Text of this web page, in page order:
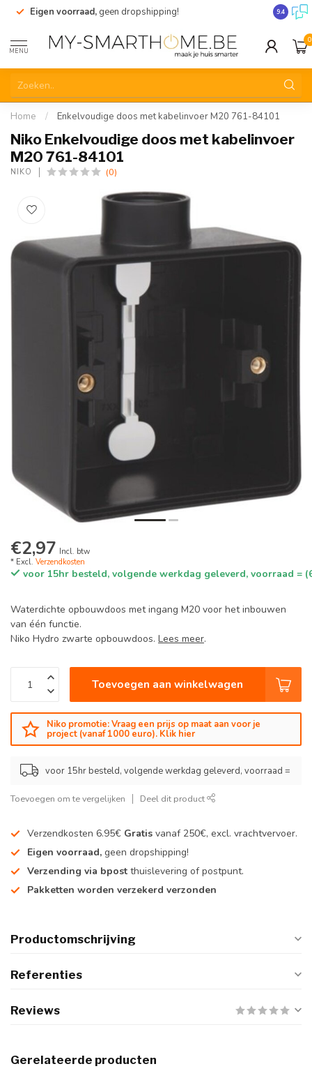
Eigen voorraad, geen dropshipping! 9.4
MENU
0
Home / Enkelvoudige doos met kabelinvoer M20 761-84101
Niko Enkelvoudige doos met kabelinvoer
M20 761-84101
NIKO (0)
€2,97 Incl. btw
* Excl. Verzendkosten
voor 15hr besteld, volgende werkdag geleverd, voorraad =
Waterdichte opbouwdoos met ingang M20 voor het inbouwen
van één functie.
Niko Hydro zwarte opbouwdoos. Lees meer.
Toevoegen aan winkelwagen
Niko promotie: Vraag een prijs op maat aan voor je
project (vanaf 1000 euro). Klik hier
voor 15hr besteld, volgende werkdag geleverd, voorraad =
Toevoegen om te vergelijken Deel dit product
Verzendkosten 6.95€ Gratis vanaf 250€, excl. vrachtvervoer.
Eigen voorraad, geen dropshipping!
Verzending via bpost thuislevering of postpunt.
Pakketten worden verzekerd verzonden
Productomschrijving
Referenties
Reviews
Gerelateerde producten